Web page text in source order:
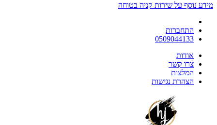
מידע נוסף על שירות קניה בטוחה
התחברות
0509044133
אודות
צרו קשר
המלצות
הצהרת נגישות